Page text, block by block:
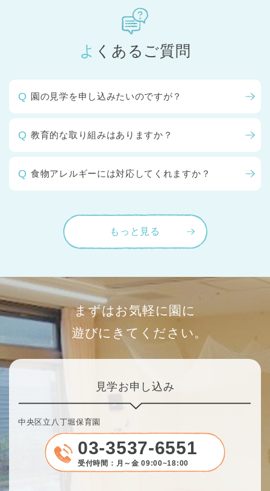
よくあるご質問
園の見学を申し込みたいのですが？
教育的な取り組みはありますか？
食物アレルギーには対応してくれますか？
もっと見る
まずはお気軽に園に
遊びにきてください。
見学お申し込み
中央区立八丁堀保育園
03-3537-6551
受付時間：月～金 09:00~18:00